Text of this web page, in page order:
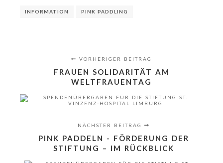
INFORMATION PINK PADDLING
VORHERIGER BEITRAG
FRAUEN SOLIDARITÄT AM
WELTFRAUENTAG
NÄCHSTER BEITRAG
PINK PADDELN - FÖRDERUNG DER
STIFTUNG – IM RÜCKBLICK